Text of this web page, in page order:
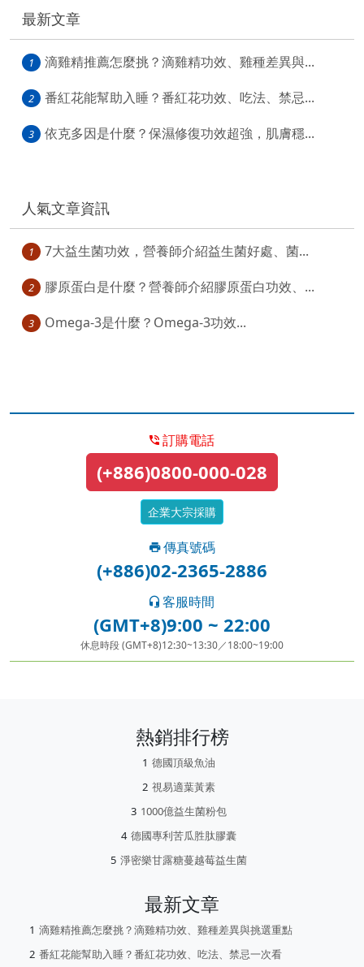
最新文章
1 滴雞精推薦怎麼挑？滴雞精功效、雞種差異與...
2 番紅花能幫助入睡？番紅花功效、吃法、禁忌...
3 依克多因是什麼？保濕修復功效超強，肌膚穩...
人氣文章資訊
1 7大益生菌功效，營養師介紹益生菌好處、菌...
2 膠原蛋白是什麼？營養師介紹膠原蛋白功效、...
3 Omega-3是什麼？Omega-3功效...
訂購電話
(+886)0800-000-028
企業大宗採購
傳真號碼
(+886)02-2365-2886
客服時間
(GMT+8)9:00 ~ 22:00
休息時段 (GMT+8)12:30~13:30／18:00~19:00
熱銷排行榜
德國頂級魚油
視易適葉黃素
1000億益生菌粉包
德國專利苦瓜胜肽膠囊
淨密樂甘露糖蔓越莓益生菌
最新文章
滴雞精推薦怎麼挑？滴雞精功效、雞種差異與挑選重點
番紅花能幫助入睡？番紅花功效、吃法、禁忌一次看